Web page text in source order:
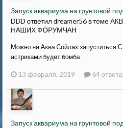
Запуск аквариума на грунтовой
DDD ответил dreamer56 в теме
НАШИХ ФОРУМЧАН
Можно на Аква Сойлах запуститься
астриками будет бомба
13 февраля, 2019 64 ответа
Запуск аквариума на грунтовой